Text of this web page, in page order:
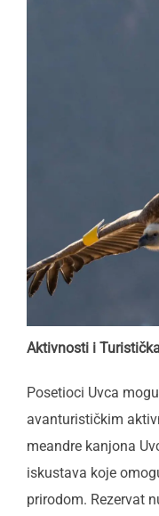
Aktivnosti i
Posetioci Uvca
avanturističkim
meandre kanjona
iskustava koje
prirodom. Rezervat